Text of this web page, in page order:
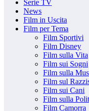
Serie TV
News
Film in Uscita
Film per Tema
Film Sportivi
Film Disney
Film sulla Vita
Film sui Sogni
Film sulla
Film sul
Film sui Cani
Film sulla
Film Camorra